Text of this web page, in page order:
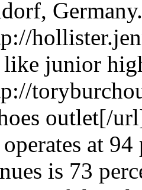
like junior
outlet[/
at
is 73